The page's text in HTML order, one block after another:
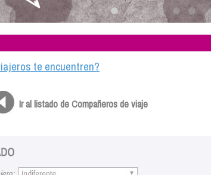
te encuentren?
Ir al listado de Compañeros de viaje